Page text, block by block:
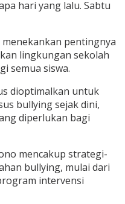
hari yang lalu. Sabtu
pentingnya
lingkungan sekolah
semua siswa.
dioptimalkan untuk
bullying sejak dini,
diperlukan bagi
mencakup strategi-
bullying, mulai dari
intervensi